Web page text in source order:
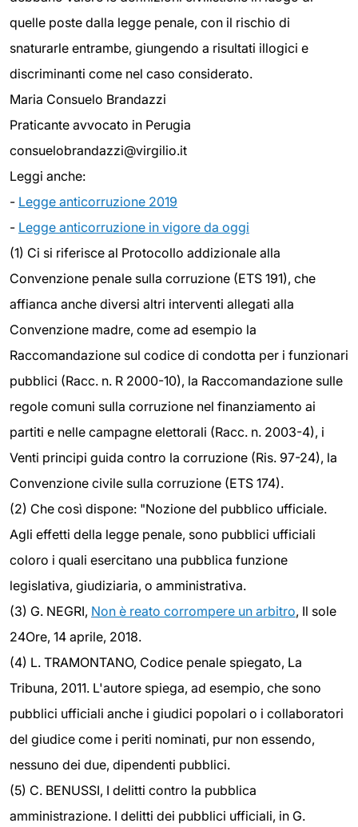
quelle poste dalla legge penale, con il rischio di
snaturarle entrambe, giungendo a risultati illogici e
discriminanti come nel caso considerato.
Maria Consuelo Brandazzi
Praticante avvocato in Perugia
consuelobrandazzi@virgilio.it
Leggi anche:
- Legge anticorruzione 2019
- Legge anticorruzione in vigore da oggi
(1) Ci si riferisce al Protocollo addizionale alla
Convenzione penale sulla corruzione (ETS 191), che
affianca anche diversi altri interventi allegati alla
Convenzione madre, come ad esempio la
Raccomandazione sul codice di condotta per i funzionari
pubblici (Racc. n. R 2000-10), la Raccomandazione sulle
regole comuni sulla corruzione nel finanziamento ai
partiti e nelle campagne elettorali (Racc. n. 2003-4), i
Venti principi guida contro la corruzione (Ris. 97-24), la
Convenzione civile sulla corruzione (ETS 174).
(2) Che così dispone: "Nozione del pubblico ufficiale.
Agli effetti della legge penale, sono pubblici ufficiali
coloro i quali esercitano una pubblica funzione
legislativa, giudiziaria, o amministrativa.
(3) G. NEGRI, Non è reato corrompere un arbitro, Il sole
24Ore, 14 aprile, 2018.
(4) L. TRAMONTANO, Codice penale spiegato, La
Tribuna, 2011. L'autore spiega, ad esempio, che sono
pubblici ufficiali anche i giudici popolari o i collaboratori
del giudice come i periti nominati, pur non essendo,
nessuno dei due, dipendenti pubblici.
(5) C. BENUSSI, I delitti contro la pubblica
amministrazione. I delitti dei pubblici ufficiali, in G.